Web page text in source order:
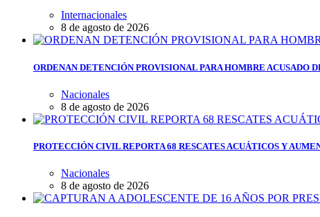
Internacionales
8 de agosto de 2026
ORDENAN DETENCIÓN PROVISIONAL PARA HOMBRE ACUSADO
Nacionales
8 de agosto de 2026
PROTECCIÓN CIVIL REPORTA 68 RESCATES ACUÁTICOS Y
Nacionales
8 de agosto de 2026